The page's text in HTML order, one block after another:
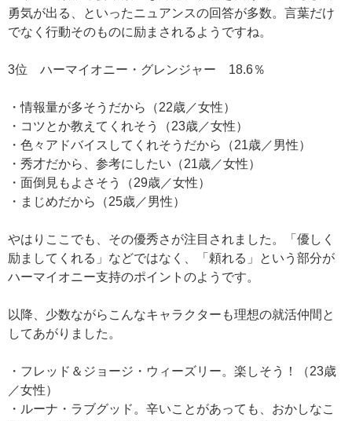
勇気が出る、といったニュアンスの回答が多数。言葉だけ
でなく行動そのものに励まされるようですね。
3位 ハーマイオニー・グレンジャー 18.6％
・情報量が多そうだから（22歳／女性）
・コツとか教えてくれそう（23歳／女性）
・色々アドバイスしてくれそうだから（21歳／男性）
・秀才だから、参考にしたい（21歳／女性）
・面倒見もよさそう（29歳／女性）
・まじめだから（25歳／男性）
やはりここでも、その優秀さが注目されました。「優しく
励ましてくれる」などではなく、「頼れる」という部分が
ハーマイオニー支持のポイントのようです。
以降、少数ながらこんなキャラクターも理想の就活仲間と
してあがりました。
・フレッド＆ジョージ・ウィーズリー。楽しそう！（23歳
／女性）
・ルーナ・ラブグッド。辛いことがあっても、おかしなこ